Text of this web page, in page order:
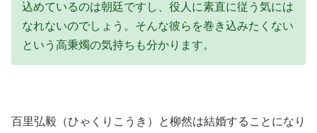
込めているのは朝廷ですし、役人に素直に従う気には
なれないのでしょう。そんな彼らを巻き込みたくない
という高秉燭の気持ちも分かります。
百里弘毅（ひゃくりこうき）と柳然は結婚することになり